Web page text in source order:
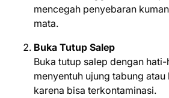
mencegah penyebaran
mata.
Buka Tutup Salep
Buka tutup salep dengan
menyentuh ujung tabung atau
karena bisa terkontaminasi.